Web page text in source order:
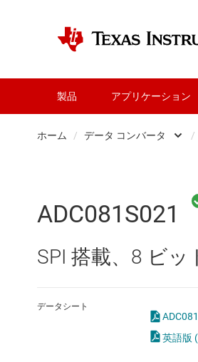
製品 アプリケーション
ホーム / データ コンバータ
RF とマ
インター
クロック
/
ADC081S021
SPI 搭載、8 ビッ
データシート
英語版